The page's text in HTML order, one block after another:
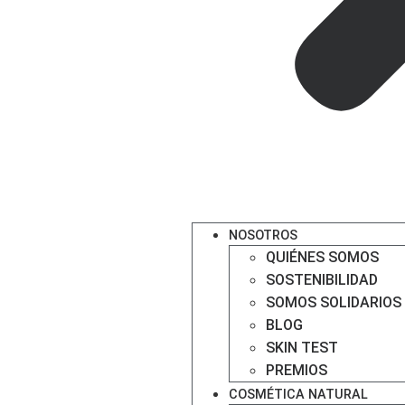
NOSOTROS
QUIÉNES SOMOS
SOSTENIBILIDAD
SOMOS SOLIDARIOS
BLOG
SKIN TEST
PREMIOS
COSMÉTICA NATURAL